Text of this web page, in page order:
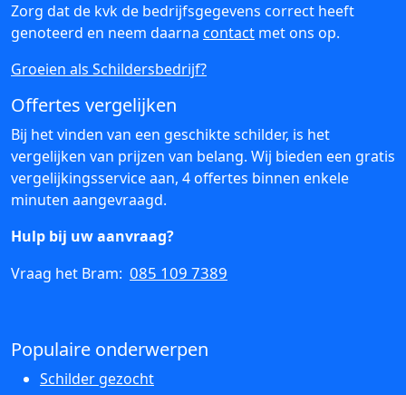
Zorg dat de kvk de bedrijfsgegevens correct heeft
genoteerd en neem daarna contact met ons op.
Groeien als Schildersbedrijf?
Offertes vergelijken
Bij het vinden van een geschikte schilder, is het
vergelijken van prijzen van belang. Wij bieden een gratis
vergelijkingsservice aan, 4 offertes binnen enkele
minuten aangevraagd.
Hulp bij uw aanvraag?
Vraag het Bram: 085 109 7389
Populaire onderwerpen
Schilder gezocht